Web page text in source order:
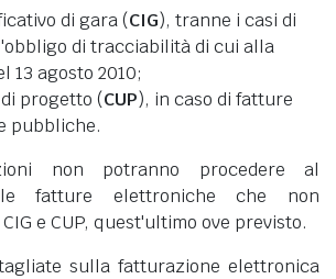
di gara (CIG), tranne i casi di
di tracciabilità di cui alla
13 agosto 2010;
progetto (CUP), in caso di fatture
pubbliche.
non potranno procedere al
fatture elettroniche che non
e CUP, quest'ultimo ove previsto.
sulla fatturazione elettronica